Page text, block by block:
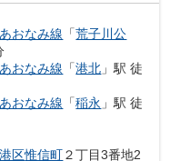
おなみ線 「荒子川公
おなみ線 「港北 」駅 徒
おなみ線 「稲永 」駅 徒
区惟信町２丁目3番地2